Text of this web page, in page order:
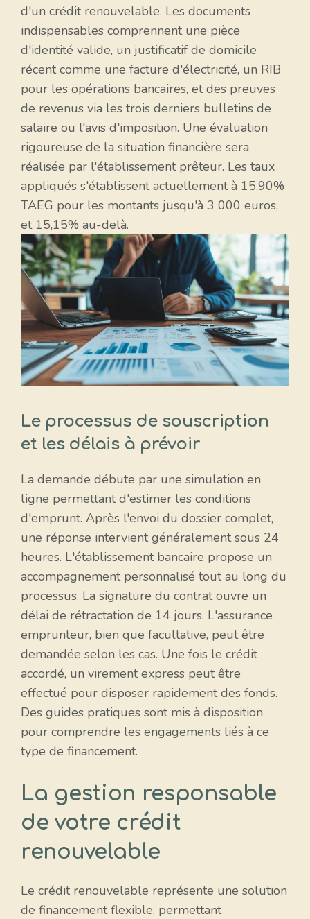
d'un crédit renouvelable. Les documents
indispensables comprennent une pièce
d'identité valide, un justificatif de domicile
récent comme une facture d'électricité, un RIB
pour les opérations bancaires, et des preuves
de revenus via les trois derniers bulletins de
salaire ou l'avis d'imposition. Une évaluation
rigoureuse de la situation financière sera
réalisée par l'établissement prêteur. Les taux
appliqués s'établissent actuellement à 15,90%
TAEG pour les montants jusqu'à 3 000 euros,
et 15,15% au-delà.
Le processus de souscription
et les délais à prévoir
La demande débute par une simulation en
ligne permettant d'estimer les conditions
d'emprunt. Après l'envoi du dossier complet,
une réponse intervient généralement sous 24
heures. L'établissement bancaire propose un
accompagnement personnalisé tout au long du
processus. La signature du contrat ouvre un
délai de rétractation de 14 jours. L'assurance
emprunteur, bien que facultative, peut être
demandée selon les cas. Une fois le crédit
accordé, un virement express peut être
effectué pour disposer rapidement des fonds.
Des guides pratiques sont mis à disposition
pour comprendre les engagements liés à ce
type de financement.
La gestion responsable
de votre crédit
renouvelable
Le crédit renouvelable représente une solution
de financement flexible, permettant